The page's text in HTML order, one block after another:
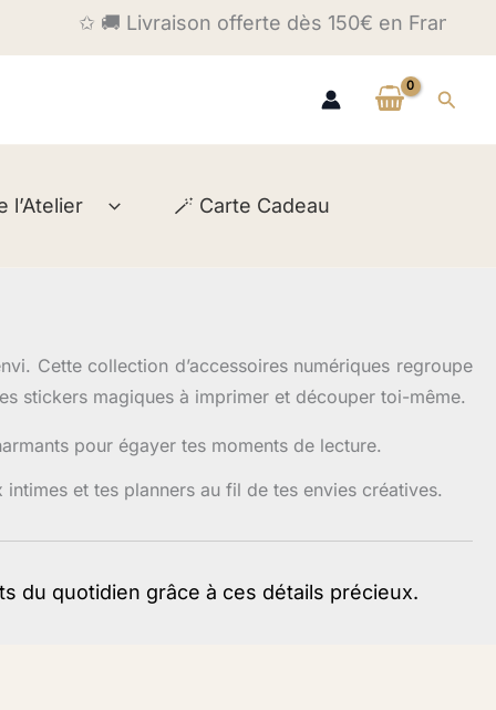
✩ 🚚 Livraison offerte dès 150€ en France et
l’Atelier 🪄 Carte Cadeau
Cette collection d’accessoires numériques regroupe
stickers magiques à imprimer et découper toi-même.
pour égayer tes moments de lecture.
et tes planners au fil de tes envies créatives.
du quotidien grâce à ces détails précieux.